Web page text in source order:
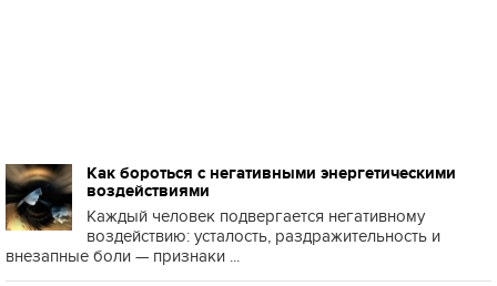
Как бороться с негативными энергетическими
воздействиями
Каждый человек подвергается негативному
воздействию: усталость, раздражительность и
внезапные боли — признаки ...